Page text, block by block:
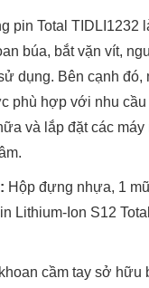
pin Total TIDLI1232
búa, bắt vặn vít,
dụng. Bên cạnh đó,
phù hợp với nhu
và lắp đặt các
Hộp đựng nhựa, 1
Lithium-Ion S12
cầm tay sở hữu